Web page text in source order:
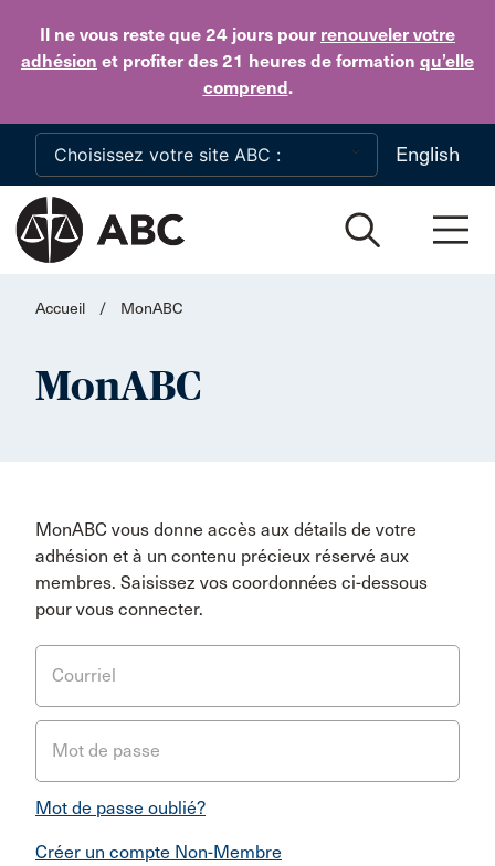
Il ne vous reste que 24 jours pour renouveler votre
adhésion et profiter des 21 heures de formation qu’elle
comprend.
Skip to main content
English
Accueil / MonABC
MonABC
MonABC vous donne accès aux détails de votre
adhésion et à un contenu précieux réservé aux
membres. Saisissez vos coordonnées ci-dessous
pour vous connecter.
Courriel
Mot de passe
Mot de passe oublié?
Créer un compte Non-Membre